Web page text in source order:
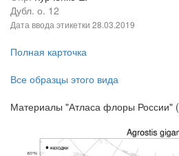
Дубл. о. 12
Дата ввода этикетки 28.03.2019
Полная карточка
Все образцы этого вида
Материалы "Атласа флоры России" (